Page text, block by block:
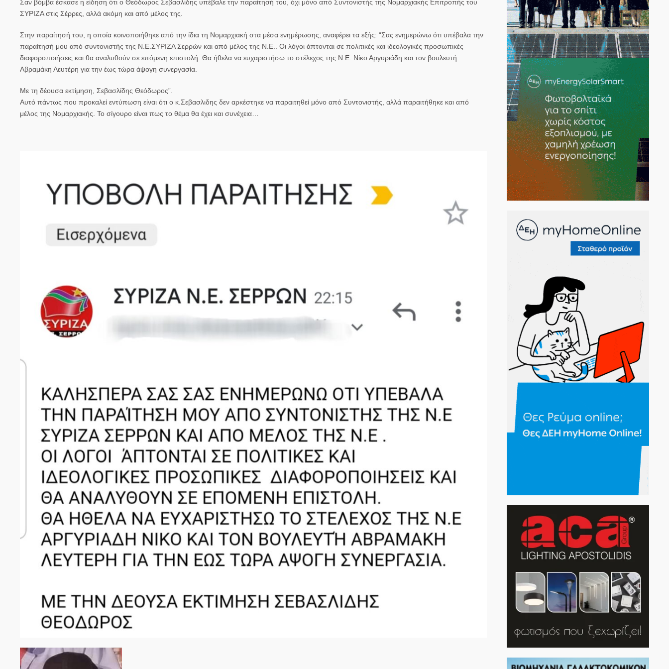
Σαν βόμβα έσκασε η είδηση ότι ο Θεόδωρος Σεβασλίδης υπέβαλε την παραίτησή του, όχι μόνο από Συντονιστής της Νομαρχιακής Επιτροπής του
ΣΥΡΙΖΑ στις Σέρρες, αλλά ακόμη και από μέλος της.
Στην παραίτησή του, η οποία κοινοποιήθηκε από την ίδια τη Νομαρχιακή στα μέσα ενημέρωσης, αναφέρει τα εξής: “Σας ενημερώνω ότι υπέβαλα την
παραίτησή μου από συντονιστής της Ν.Ε.ΣΥΡΙΖΑ Σερρών και από μέλος της Ν.Ε.. Οι λόγοι άπτονται σε πολιτικές και ιδεολογικές προσωπικές
διαφοροποιήσεις και θα αναλυθούν σε επόμενη επιστολή. Θα ήθελα να ευχαριστήσω το στέλεχος της Ν.Ε. Νίκο Αργυριάδη και τον βουλευτή
Αβραμάκη Λευτέρη για την έως τώρα άψογη συνεργασία.
Με τη δέουσα εκτίμηση, Σεβασλίδης Θεόδωρος”.
Αυτό πάντως που προκαλεί εντύπωση είναι ότι ο κ.Σεβασλιδης δεν αρκέστηκε να παραιτηθεί μόνο από Συντονιστής, αλλά παραιτήθηκε και από
μέλος της Νομαρχιακής. Το σίγουρο είναι πως το θέμα θα έχει και συνέχεια…